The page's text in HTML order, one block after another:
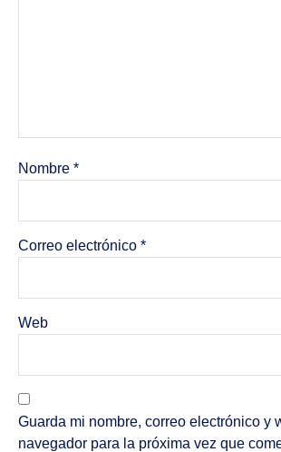
Nombre *
Correo electrónico *
Web
Guarda mi nombre, correo electrónico y
navegador para la próxima vez que